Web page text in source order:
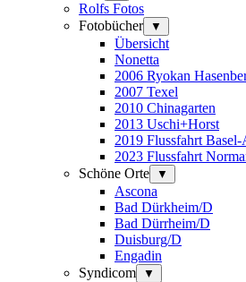
Rolfs Fotos
Fotobücher
▼
Übersicht
Nonetta
2006 Ryokan
2007 Texel
2010 Chinagarten
2013 Uschi+Horst
2019 Flussfahrt
2023 Flussfahrt
Schöne Orte
▼
Ascona
Bad Dürkheim/D
Bad Dürrheim/D
Duisburg/D
Engadin
Syndicom
▼